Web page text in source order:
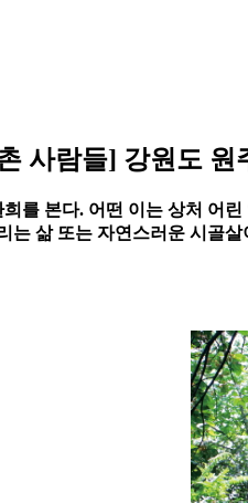
사람들] 강원도
를 본다. 어떤 이는 상처 어
는 삶 또는 자연스러운 시골